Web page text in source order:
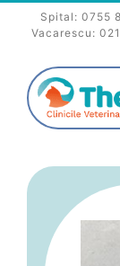
Spital: 0755
Vacarescu: